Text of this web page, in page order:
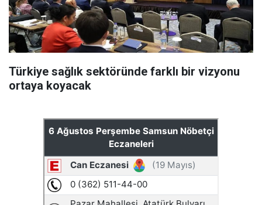
Türkiye sağlık sektöründe farklı bir vizyonu
ortaya koyacak